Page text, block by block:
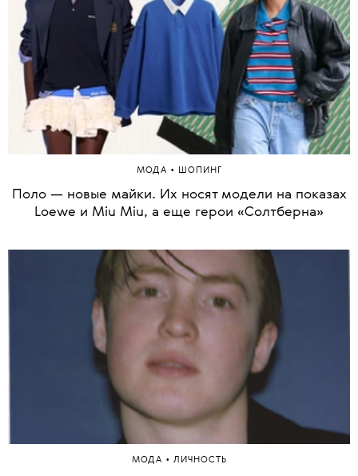
МОДА • ШОПИНГ
Поло — новые майки. Их носят модели на показах
Loewe и Miu Miu, а еще герои «Солтберна»
МОДА • ЛИЧНОСТЬ